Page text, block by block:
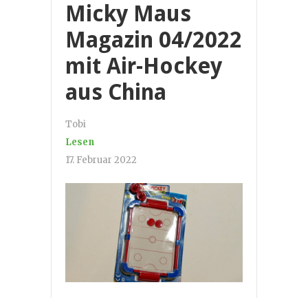
Micky Maus
Magazin 04/2022
mit Air-Hockey
aus China
Tobi
Lesen
17. Februar 2022